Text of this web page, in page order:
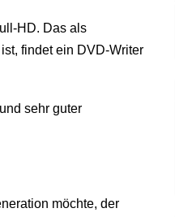
HD. Das als
findet ein DVD-Writer
sehr guter
möchte, der